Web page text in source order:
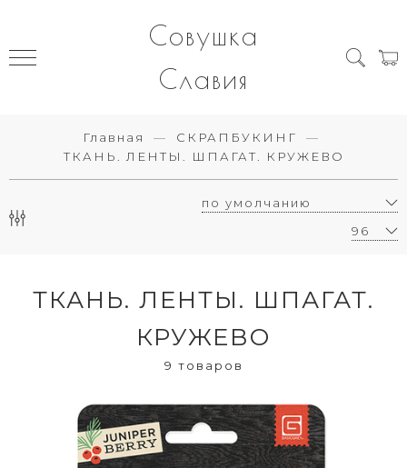
Совушка
Славия
Главная
СКРАПБУКИНГ
ТКАНЬ. ЛЕНТЫ. ШПАГАТ. КРУЖЕВО
ТКАНЬ. ЛЕНТЫ. ШПАГАТ.
КРУЖЕВО
9 товаров